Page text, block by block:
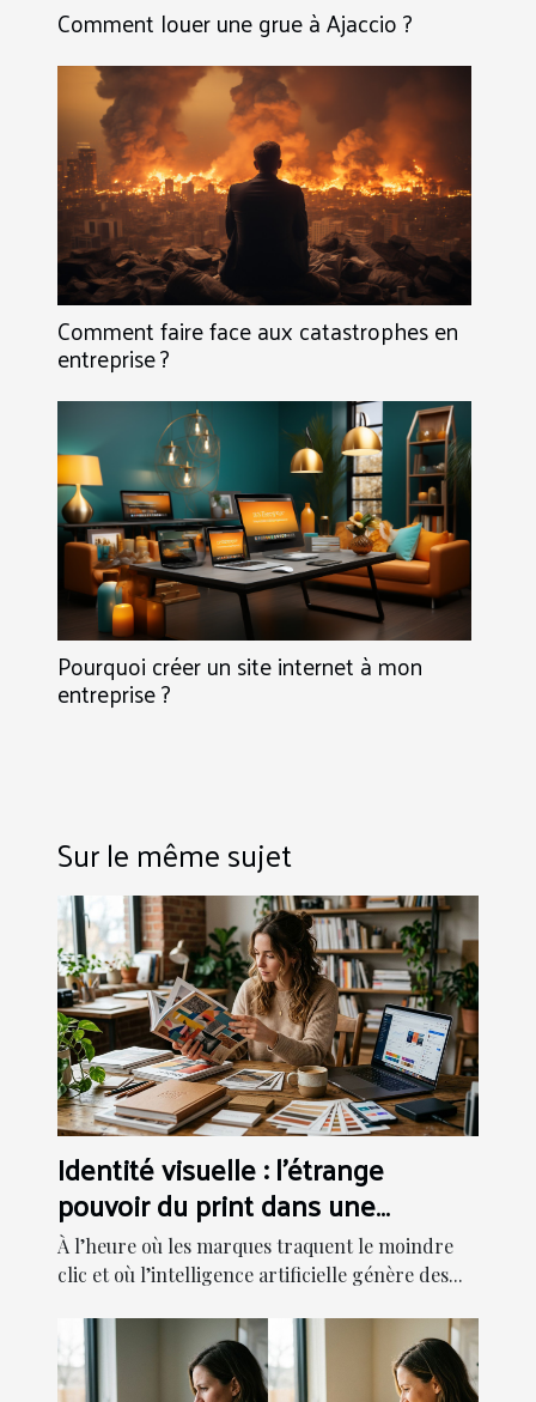
Comment louer une grue à Ajaccio ?
Comment faire face aux catastrophes en
entreprise ?
Pourquoi créer un site internet à mon
entreprise ?
Sur le même sujet
Identité visuelle : l’étrange
pouvoir du print dans une
stratégie digitale
À l’heure où les marques traquent le moindre
clic et où l’intelligence artificielle génère des...